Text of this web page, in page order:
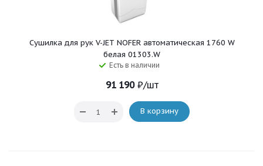
Сушилка для рук V-JET NOFER автоматическая 1760 W
белая 01303.W
Есть в наличии
91 190₽/шт
В корзину